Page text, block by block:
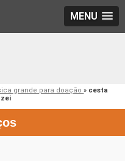
MENU
grande para doação» cesta